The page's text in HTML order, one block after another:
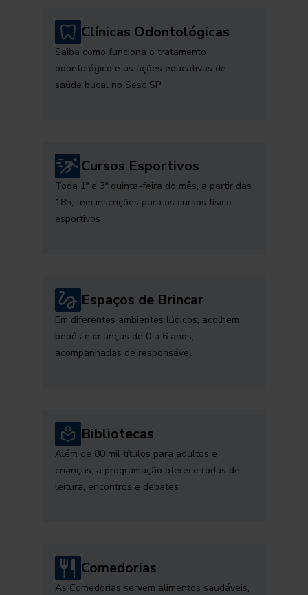
Clínicas Odontológicas
Saiba como funciona o tratamento
odontológico e as ações educativas de
saúde bucal no Sesc SP
Cursos Esportivos
Toda 1ª e 3ª quinta-feira do mês, a partir das
18h, tem inscrições para os cursos físico-
esportivos
Espaços de Brincar
Em diferentes ambientes lúdicos, acolhem
bebês e crianças de 0 a 6 anos,
acompanhadas de responsável
Bibliotecas
Além de 80 mil títulos para adultos e
crianças, a programação oferece rodas de
leitura, encontros e debates
Comedorias
As Comedorias servem alimentos saudáveis,